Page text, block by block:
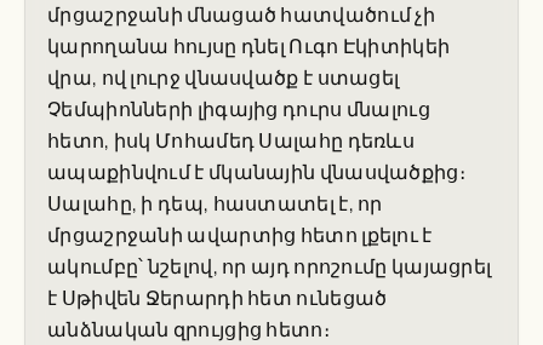
մրցաշրջանի մնացած հատվածում չի
կարողանա հույսը դնել Ուգո Էկիտիկեի
վրա, ով լուրջ վնասվածք է ստացել
Չեմպիոնների լիգայից դուրս մնալուց
հետո, իսկ Մոհամեդ Սալահը դեռևս
ապաքինվում է մկանային վնասվածքից։
Սալահը, ի դեպ, հաստատել է, որ
մրցաշրջանի ավարտից հետո լքելու է
ակումբը՝ նշելով, որ այդ որոշումը կայացրել
է Սթիվեն Ջերարդի հետ ունեցած
անձնական զրույցից հետո։